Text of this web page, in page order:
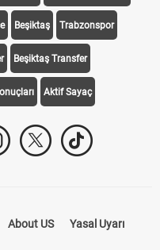
Beşiktaş Trabzonspor
Beşiktaş Transfer
Aktif Sayaç
About US Yasal Uyarı